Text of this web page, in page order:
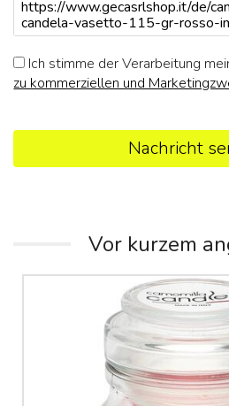
Ich stimme der Verarbeitung
zu kommerziellen und
Nachricht
Vor kurzem